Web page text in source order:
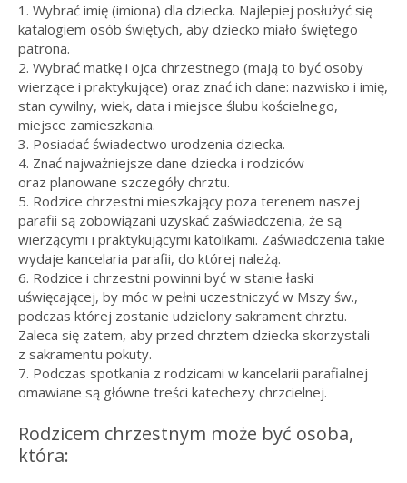
1. Wybrać imię (imiona) dla dziecka. Najlepiej posłużyć się
katalogiem osób świętych, aby dziecko miało świętego
patrona.
2. Wybrać matkę i ojca chrzestnego (mają to być osoby
wierzące i praktykujące) oraz znać ich dane: nazwisko i imię,
stan cywilny, wiek, data i miejsce ślubu kościelnego,
miejsce zamieszkania.
3. Posiadać świadectwo urodzenia dziecka.
4. Znać najważniejsze dane dziecka i rodziców
oraz planowane szczegóły chrztu.
5. Rodzice chrzestni mieszkający poza terenem naszej
parafii są zobowiązani uzyskać zaświadczenia, że są
wierzącymi i praktykującymi katolikami. Zaświadczenia takie
wydaje kancelaria parafii, do której należą.
6. Rodzice i chrzestni powinni być w stanie łaski
uświęcającej, by móc w pełni uczestniczyć w Mszy św.,
podczas której zostanie udzielony sakrament chrztu.
Zaleca się zatem, aby przed chrztem dziecka skorzystali
z sakramentu pokuty.
7. Podczas spotkania z rodzicami w kancelarii parafialnej
omawiane są główne treści katechezy chrzcielnej.
Rodzicem chrzestnym może być osoba,
która: